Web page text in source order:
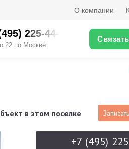
О компании
225-44-XX
22 по Москве
в этом поселке
+7 (495)